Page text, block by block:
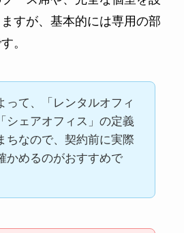
すが、基本的には専用の部
。
って、「レンタルオフィ
シェアオフィス」の定義
ちなので、契約前に実際
かめるのがおすすめで